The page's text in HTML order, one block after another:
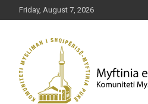
to
Friday, August 7, 2026